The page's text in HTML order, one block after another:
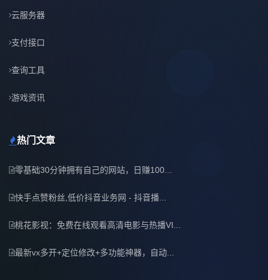
云服务器
支付接口
查询工具
游戏资讯
热门文章
零基础30分钟拥有自己的网站，日赚100...
快手点赞粉丝,低价抖音业务网 - 抖音播...
桃花影视：免费在线观看高清电影与热播VI...
最新vx多开+定位修改+多功能神器，自动...